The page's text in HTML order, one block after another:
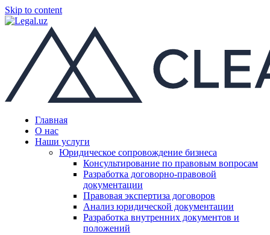
Skip to content
Главная
О нас
Наши услуги
Юридическое сопровождение бизнеса
Консультирование по правовым вопросам
Разработка договорно-правовой
документации
Правовая экспертиза договоров
Анализ юридической документации
Разработка внутренних документов и
положений